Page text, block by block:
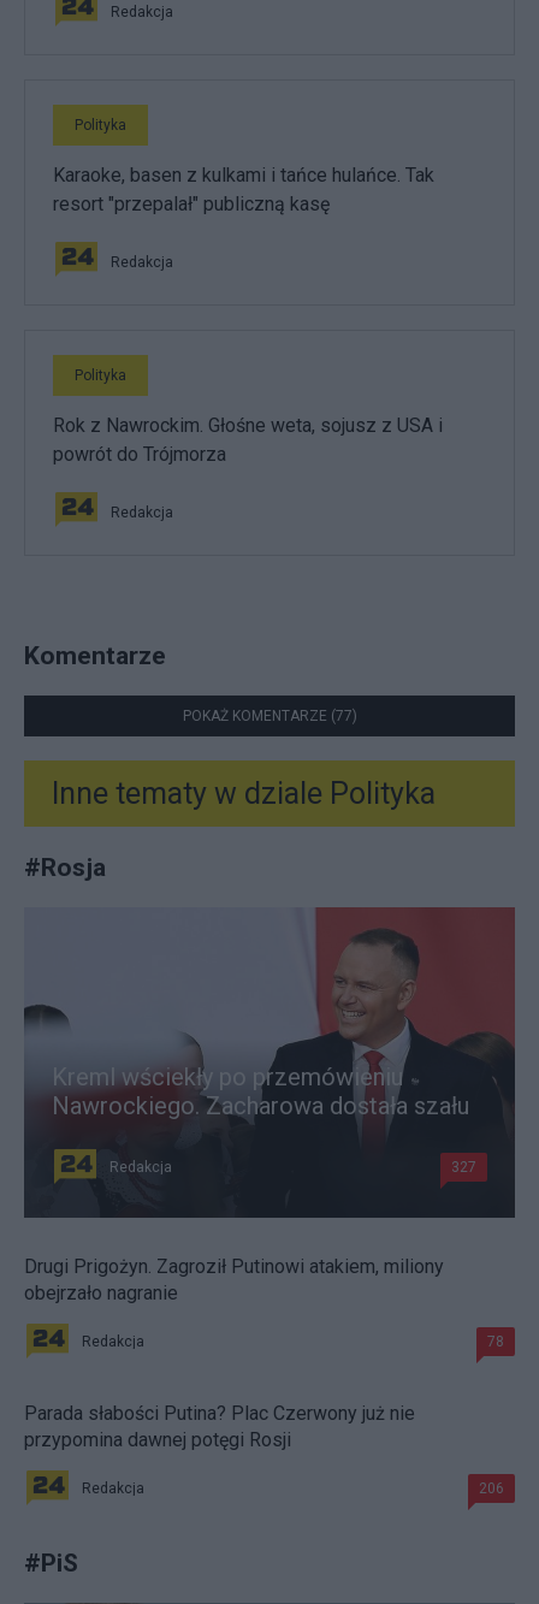
Redakcja
Polityka
Karaoke, basen z kulkami i tańce hulańce. Tak
resort "przepalał" publiczną kasę
Redakcja
Polityka
Rok z Nawrockim. Głośne weta, sojusz z USA i
powrót do Trójmorza
Redakcja
Komentarze
POKAŻ KOMENTARZE (77)
Inne tematy w dziale Polityka
#Rosja
Kreml wściekły po przemówieniu
Nawrockiego. Zacharowa dostała szału
Redakcja 327
Drugi Prigożyn. Zagroził Putinowi atakiem, miliony
obejrzało nagranie
Redakcja 78
Parada słabości Putina? Plac Czerwony już nie
przypomina dawnej potęgi Rosji
Redakcja 206
#PiS